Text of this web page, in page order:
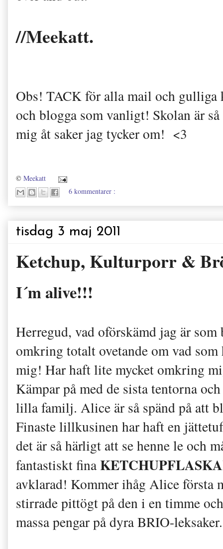
//Meekatt.
Obs! TACK för alla mail och gulliga
och blogga som vanligt! Skolan är
mig åt saker jag tycker om! <3
© Meekatt
6 kommentarer :
tisdag 3 maj 2011
Ketchup, Kulturporr &
I´m alive!!!
Herregud, vad oförskämd jag är
omkring totalt ovetande om vad
mig! Har haft lite mycket omkring
Kämpar på med de sista tentorna
lilla familj. Alice är så spänd på att
Finaste lillkusinen har haft en
det är så härligt att se henne le och
fantastiskt fina
avklarad! Kommer ihåg Alice första
stirrade pittögt på den i en timme
massa pengar på dyra BRIO-